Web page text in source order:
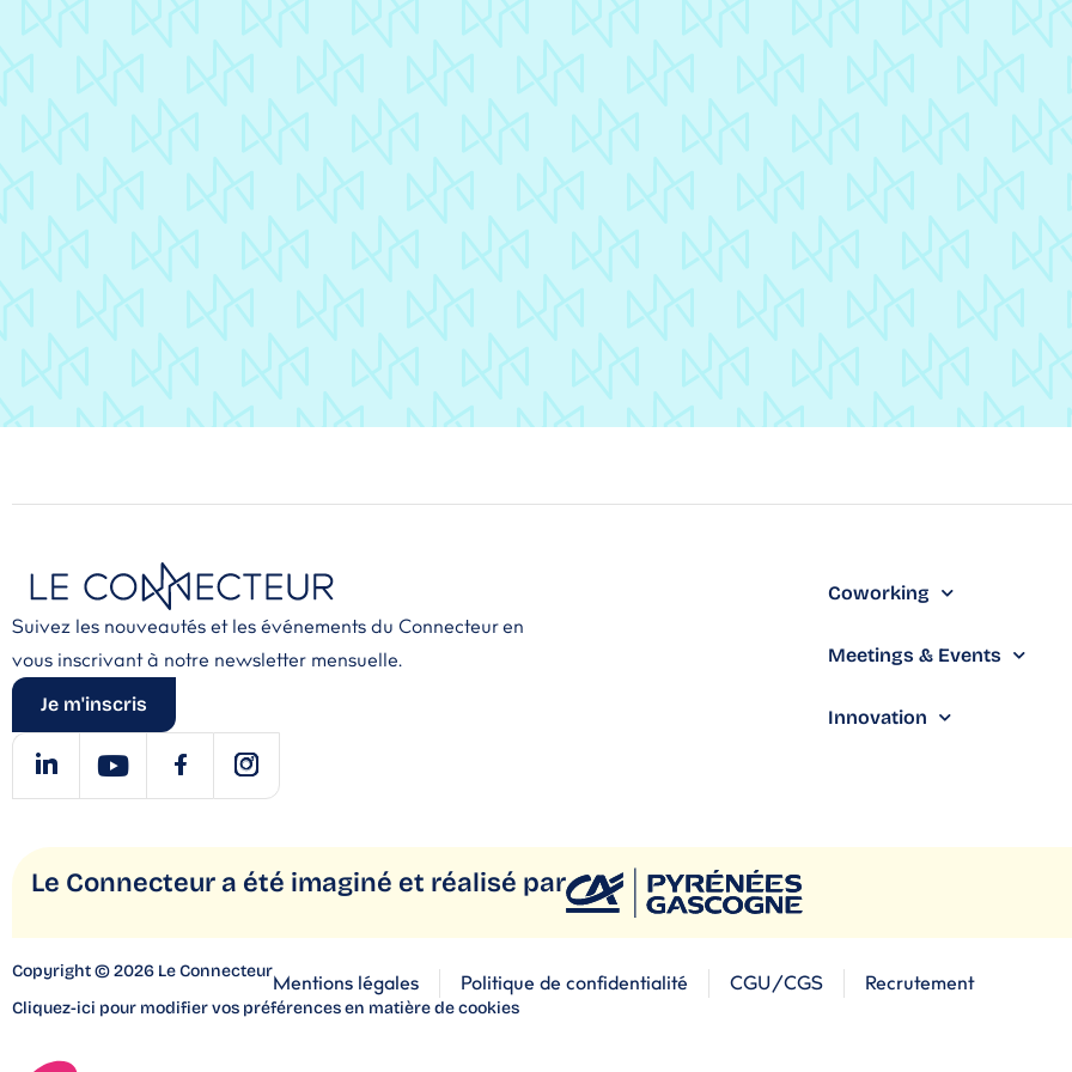
Pionniers
Un lancement de
promotion pensé
comme un temps fort
événementiel.
Découvrir
lieu vraiment superbe ! Peut-
être qu’on reviendra l’année
prochaine si on rentre
encore dans l’amphi, en tout
cas je l’espère. Merci pour
votre patience et votre
réactivité sur tous les sujets.
Au plaisir de recollaborer
avec vous ! 🙂 »
Fanny
Séminaire Octime
CAPG
L’Odyssée : une
de forum RSE
Découvrir
Suivez les nouveautés et les événements du Connecteur en
vous inscrivant à notre newsletter mensuelle.
Je m'inscris
Coworking
Meetings & Events
Innovation
Le Connecteur a été imaginé et réalisé par
Copyright © 2026 Le ConnecteurMentions légales Politique de confidentialité CGU/CGS Recrutement
Cliquez-ici pour modifier vos préférences en matière de cookies